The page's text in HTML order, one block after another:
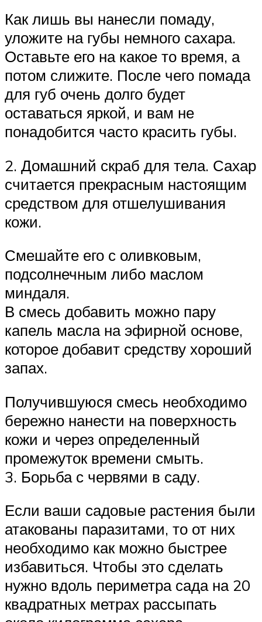
Как лишь вы нанесли помаду,
уложите на губы немного сахара.
Оставьте его на какое то время, а
потом слижите. После чего помада
для губ очень долго будет
оставаться яркой, и вам не
понадобится часто красить губы.
2. Домашний скраб для тела. Сахар
считается прекрасным настоящим
средством для отшелушивания
кожи.
Смешайте его с оливковым,
подсолнечным либо маслом
миндаля.
В смесь добавить можно пару
капель масла на эфирной основе,
которое добавит средству хороший
запах.
Получившуюся смесь необходимо
бережно нанести на поверхность
кожи и через определенный
промежуток времени смыть.
3. Борьба с червями в саду.
Если ваши садовые растения были
атакованы паразитами, то от них
необходимо как можно быстрее
избавиться. Чтобы это сделать
нужно вдоль периметра сада на 20
квадратных метрах рассыпать